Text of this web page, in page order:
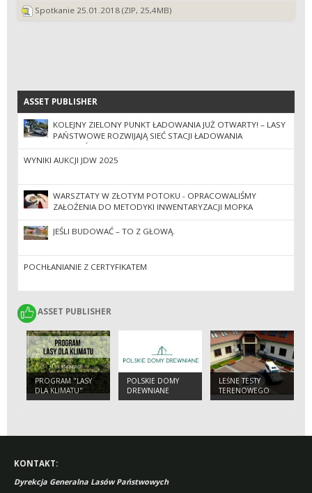
Spotkanie 25.01.2018 (ZIP, 25,4MB)
ASSET PUBLISHER
ASSET PUBLISHER
KOLEJNY ZIELONY PUNKT ŁADOWANIA JUŻ OTWARTY! – LASY
PAŃSTWOWE ROZWIJAJĄ SIEĆ STACJI ŁADOWANIA
POJAZDÓW
WYNIKI AUKCJI JDW 2025
WARSZTATY W ZŁOTYM POTOKU - OPRACOWALIŚMY
ZAŁOŻENIA DO METODYKI INWENTARYZACJI MOPKA
ZACHODNIEGO I WŁOCHATKI W RAMACH PROJEKTU „NOCNE
ŻYCIE LASU”
JEŚLI BUDOWAĆ – TO Z GŁOWĄ.
POCHŁANIANIE Z CERTYFIKATEM
ASSET PUBLISHER
ASSET PUBLISHER
PROGRAM "LASY
DLA KLIMATU"
POLSKIE DOMY
DREWNIANE
LEŚNE TESTY
TERENOWEGO
ELEKTRYKA
KONTAKT:
Dyrekcja Generalna Lasów Państwowych